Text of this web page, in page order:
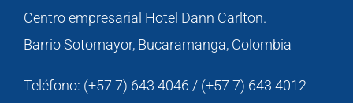
Centro empresarial Hotel Dann Carlton.
Barrio Sotomayor, Bucaramanga, Colombia
Teléfono: (+57 7) 643 4046 / (+57 7) 643 4012